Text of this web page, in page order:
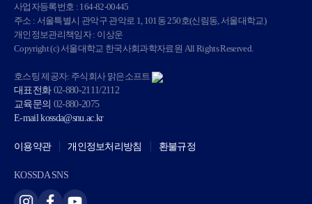
사업자등록번호 : 164-82-00445
주소 : 서울특별시 관악구 관악로 1, 101동 250호(신림동, 서울대학교)
개인정보관리책임자 : 이상운
Copyright (c) 서울대학교 한국사회과학자료원 All Rights Reserved.
호스팅 제공자: 주식회사 맑은소프트
대표전화02-880-2111/2112
교육문의 02-880-2075
E-mail kossda@snu.ac.kr
이용약관 개인정보처리방침 환불규정
KOSSDA SNS